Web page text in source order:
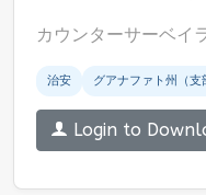
カウンターサーベイ
治安 グアナファト州（支
Login to